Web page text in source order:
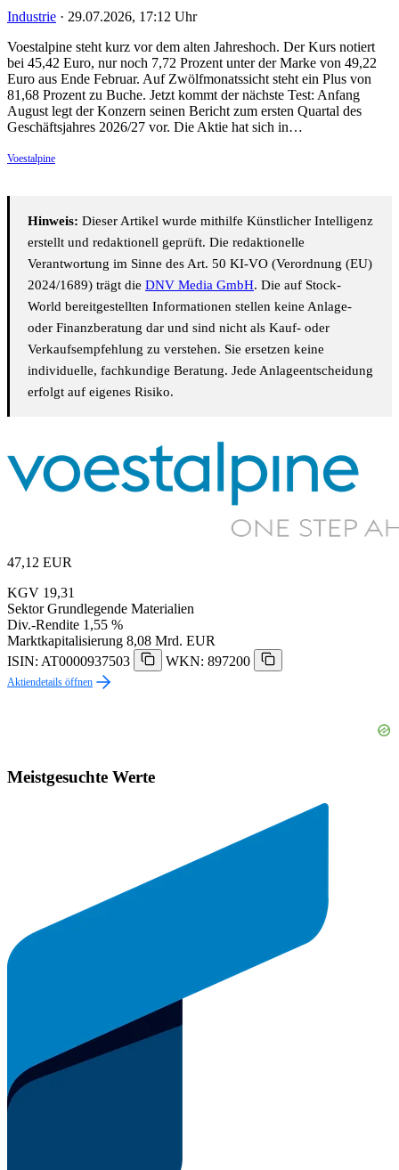
Industrie · 29.07.2026, 17:12 Uhr
Voestalpine steht kurz vor dem alten Jahreshoch. Der Kurs notiert
bei 45,42 Euro, nur noch 7,72 Prozent unter der Marke von 49,22
Euro aus Ende Februar. Auf Zwölfmonatssicht steht ein Plus von
81,68 Prozent zu Buche. Jetzt kommt der nächste Test: Anfang
August legt der Konzern seinen Bericht zum ersten Quartal des
Geschäftsjahres 2026/27 vor. Die Aktie hat sich in…
Voestalpine
Hinweis: Dieser Artikel wurde mithilfe Künstlicher Intelligenz
erstellt und redaktionell geprüft. Die redaktionelle
Verantwortung im Sinne des Art. 50 KI-VO (Verordnung (EU)
2024/1689) trägt die DNV Media GmbH. Die auf Stock-
World bereitgestellten Informationen stellen keine Anlage-
oder Finanzberatung dar und sind nicht als Kauf- oder
Verkaufsempfehlung zu verstehen. Sie ersetzen keine
individuelle, fachkundige Beratung. Jede Anlageentscheidung
erfolgt auf eigenes Risiko.
47,12 EUR
KGV 19,31
Sektor Grundlegende Materialien
Div.-Rendite 1,55 %
Marktkapitalisierung 8,08 Mrd. EUR
ISIN: AT0000937503
WKN: 897200
Aktiendetails öffnen
Meistgesuchte Werte